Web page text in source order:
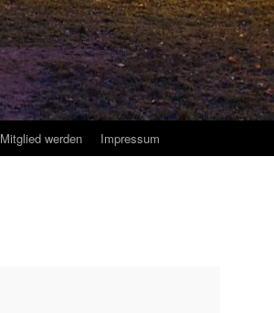
Mitglied werden Impressum